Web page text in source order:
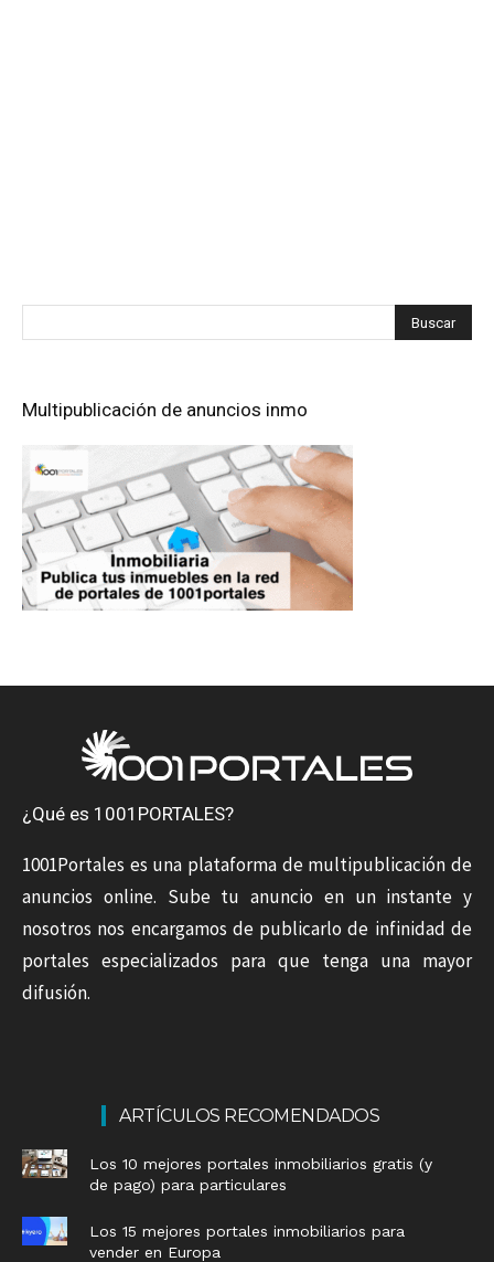
Multipublicación de anuncios inmo
¿Qué es 1001PORTALES?
1001Portales es una plataforma de multipublicación de
anuncios online. Sube tu anuncio en un instante y
nosotros nos encargamos de publicarlo de infinidad de
portales especializados para que tenga una mayor
difusión.
ARTÍCULOS RECOMENDADOS
Los 10 mejores portales inmobiliarios gratis (y
de pago) para particulares
Los 15 mejores portales inmobiliarios para
vender en Europa